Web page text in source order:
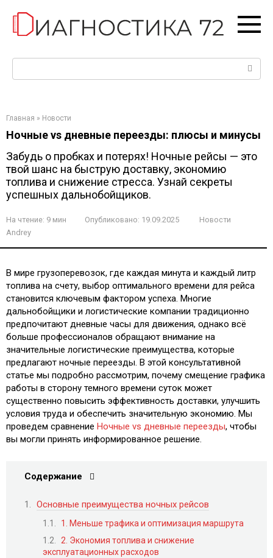
контенту
Главная » Новости
Ночные vs дневные переезды: плюсы и минусы
Забудь о пробках и потерях! Ночные рейсы — это
твой шанс на быструю доставку, экономию
топлива и снижение стресса. Узнай секреты
успешных дальнобойщиков.
На чтение: 9 мин Опубликовано: 19.09.2025
Новости
Andrey
В мире грузоперевозок, где каждая минута и каждый литр
топлива на счету, выбор оптимального времени для рейса
становится ключевым фактором успеха. Многие
дальнобойщики и логистические компании традиционно
предпочитают дневные часы для движения, однако всё
больше профессионалов обращают внимание на
значительные логистические преимущества, которые
предлагают ночные переезды. В этой консультативной
статье мы подробно рассмотрим, почему смещение графика
работы в сторону темного времени суток может
существенно повысить эффективность доставки, улучшить
условия труда и обеспечить значительную экономию. Мы
проведем сравнение Ночные vs дневные переезды, чтобы
вы могли принять информированное решение.
Содержание
Основные преимущества ночных рейсов
1. Меньше трафика и оптимизация маршрута
2. Экономия топлива и снижение
эксплуатационных расходов